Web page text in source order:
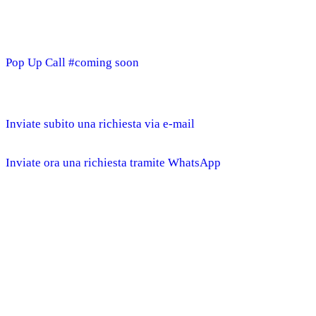
Pop Up Call #coming soon
Inviate subito una richiesta via e-mail
Inviate ora una richiesta tramite WhatsApp